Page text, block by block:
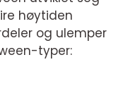
høytiden
og ulemper
typer: